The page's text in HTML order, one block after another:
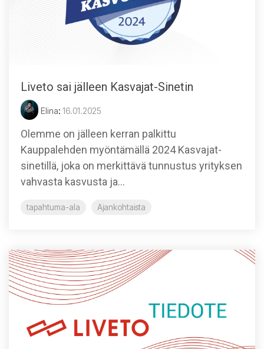
Liveto sai jälleen Kasvajat-Sinetin
Elina: 16.01.2025
Olemme on jälleen kerran palkittu
Kauppalehden myöntämällä 2024 Kasvajat-
sinetillä, joka on merkittävä tunnustus yrityksen
vahvasta kasvusta ja...
tapahtuma-ala Ajankohtaista